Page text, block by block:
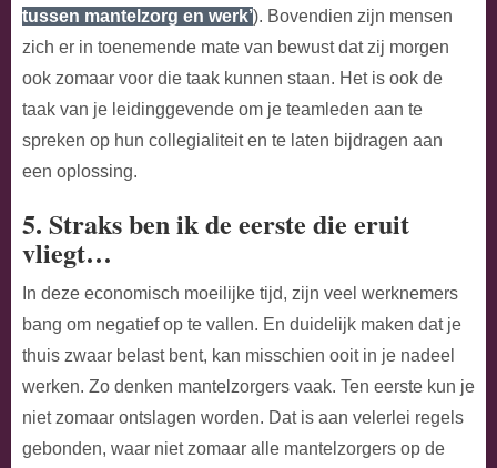
tussen mantelzorg en werk’). Bovendien zijn mensen
zich er in toenemende mate van bewust dat zij morgen
ook zomaar voor die taak kunnen staan. Het is ook de
taak van je leidinggevende om je teamleden aan te
spreken op hun collegialiteit en te laten bijdragen aan
een oplossing.
5. Straks ben ik de eerste die eruit
vliegt…
In deze economisch moeilijke tijd, zijn veel werknemers
bang om negatief op te vallen. En duidelijk maken dat je
thuis zwaar belast bent, kan misschien ooit in je nadeel
werken. Zo denken mantelzorgers vaak. Ten eerste kun je
niet zomaar ontslagen worden. Dat is aan velerlei regels
gebonden, waar niet zomaar alle mantelzorgers op de